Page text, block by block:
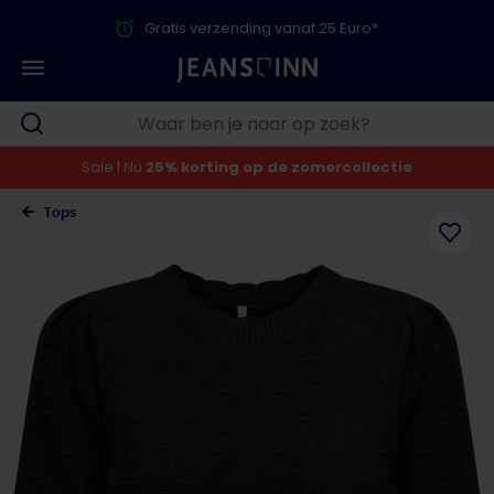
Gratis verzending vanaf 25 Euro*
Sale | Nu 25% korting op de zomercollectie
Tops